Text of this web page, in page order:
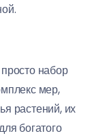
набор
мер,
растений, их
богатого